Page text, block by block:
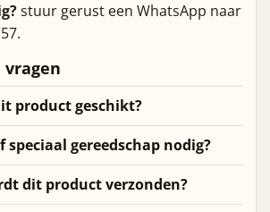
stuur gerust een WhatsApp naar
vragen
product geschikt?
speciaal gereedschap nodig?
dit product verzonden?